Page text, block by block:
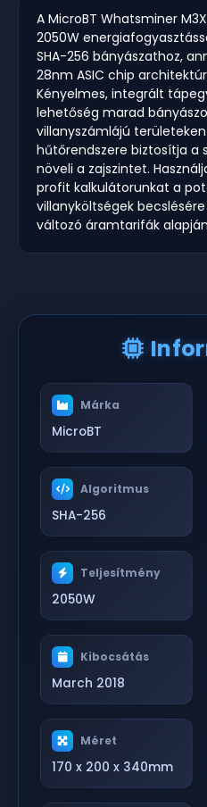
A MicroBT Whatsminer
2050W
SHA-256 bányászathoz,
28nm ASIC chip
Kényelmes, integrált
lehetőség marad
villanyszámlájú
hűtőrendszere biztosítja a
növeli a zajszintet.
profit kalkulátorunkat a
villanyköltségek
változó áramtarifák
Márka
MicroBT
Algoritmus
SHA-256
Teljesítmény
2050W
Kibocsátás
March 2018
Méret
170 x 200 x 340mm